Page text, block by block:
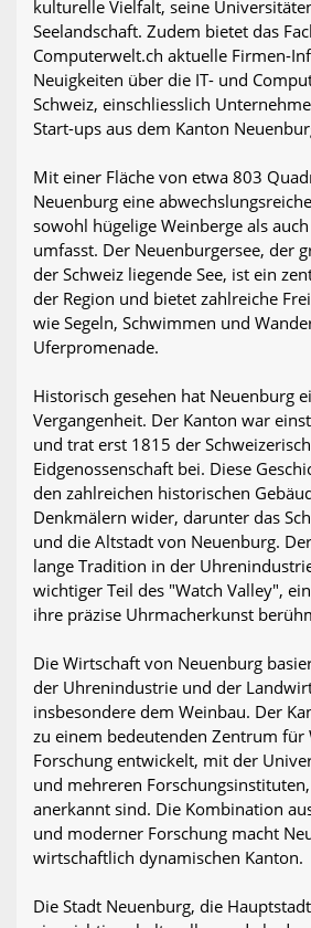
kulturelle Vielfalt, seine
Seelandschaft. Zudem bietet das
Computerwelt.ch aktuelle Firmen-
Neuigkeiten über die IT- und
Schweiz, einschliesslich
Start-ups aus dem Kanton
Mit einer Fläche von etwa 803
Neuenburg eine
sowohl hügelige Weinberge als
umfasst. Der Neuenburgersee, der
der Schweiz liegende See, ist ein
der Region und bietet zahlreiche
wie Segeln, Schwimmen und
Uferpromenade.
Historisch gesehen hat Neuenburg
Vergangenheit. Der Kanton war
und trat erst 1815 der
Eidgenossenschaft bei. Diese
den zahlreichen historischen
Denkmälern wider, darunter das
und die Altstadt von Neuenburg.
lange Tradition in der
wichtiger Teil des "Watch Valley",
ihre präzise Uhrmacherkunst
Die Wirtschaft von Neuenburg
der Uhrenindustrie und der
insbesondere dem Weinbau. Der
zu einem bedeutenden Zentrum für
Forschung entwickelt, mit der
und mehreren
anerkannt sind. Die Kombination
und moderner Forschung macht
wirtschaftlich dynamischen Kanton.
Die Stadt Neuenburg, die